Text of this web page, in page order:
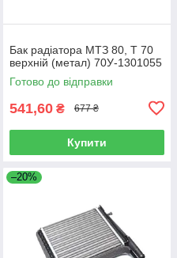
Бак радіатора МТЗ 80, Т 70
верхній (метал) 70У-1301055
Готово до відправки
541,60 ₴ 677 ₴
Купити
–20%